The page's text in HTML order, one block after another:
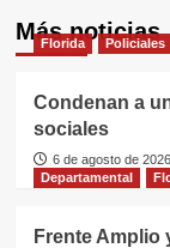
Más noticias
Florida Policiales
Condenan a
sociales
6 de agosto de 2026
Departamental
Frente Amplio